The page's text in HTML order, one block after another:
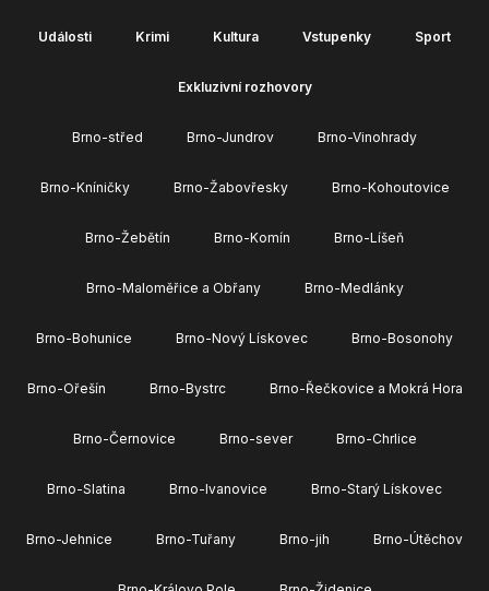
Události Krimi Kultura Vstupenky Sport
Exkluzivní rozhovory
Brno-střed Brno-Jundrov Brno-Vinohrady
Brno-Kníničky Brno-Žabovřesky Brno-Kohoutovice
Brno-Žebětín Brno-Komín Brno-Líšeň
Brno-Maloměřice a Obřany Brno-Medlánky
Brno-Bohunice Brno-Nový Lískovec Brno-Bosonohy
Brno-Ořešín Brno-Bystrc Brno-Řečkovice a Mokrá Hora
Brno-Černovice Brno-sever Brno-Chrlice
Brno-Slatina Brno-Ivanovice Brno-Starý Lískovec
Brno-Jehnice Brno-Tuřany Brno-jih Brno-Útěchov